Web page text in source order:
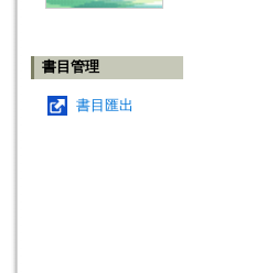
書目管理
書目匯出